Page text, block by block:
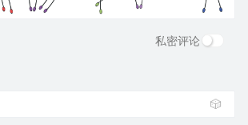
私密评论
🎲